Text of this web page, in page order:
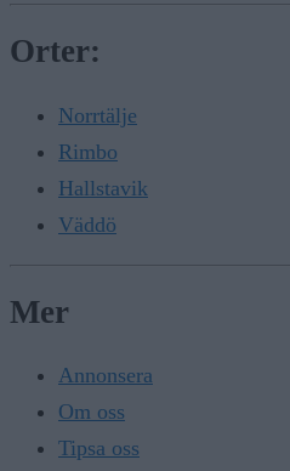
Orter:
Norrtälje
Rimbo
Hallstavik
Väddö
Mer
Annonsera
Om oss
Tipsa oss